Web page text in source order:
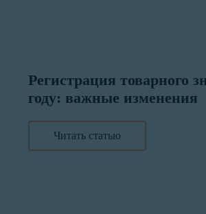
Регистрация товарного
году: важные изменения
Читать статью